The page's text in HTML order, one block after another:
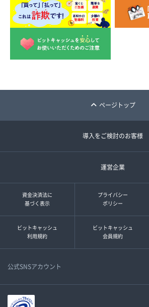
ページトップ
導入をご検討のお客様
運営企業
資金決済法に
基づく表示
プライバシー
ポリシー
ビットキャッシュ
利用規約
ビットキャッシュ
会員規約
公式SNSアカウント